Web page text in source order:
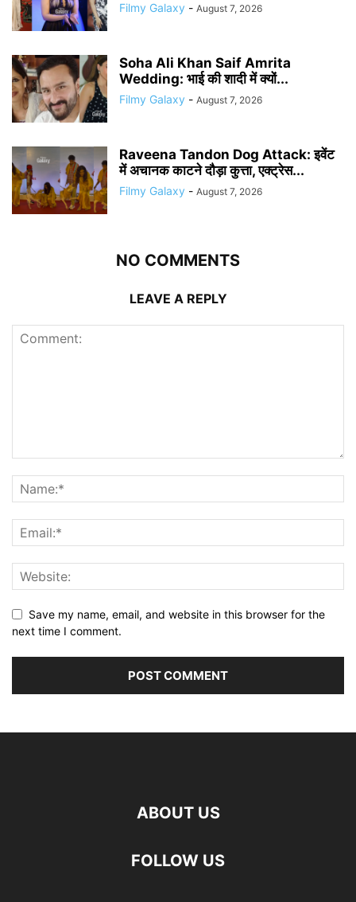
Filmy Galaxy - August 7, 2026
Soha Ali Khan Saif Amrita
Wedding: भाई की शादी में क्यों...
Filmy Galaxy - August 7, 2026
Raveena Tandon Dog Attack: इवेंट
में अचानक काटने दौड़ा कुत्ता, एक्ट्रेस...
Filmy Galaxy - August 7, 2026
NO COMMENTS
LEAVE A REPLY
Save my name, email, and website in this browser for the
next time I comment.
ABOUT US
FOLLOW US